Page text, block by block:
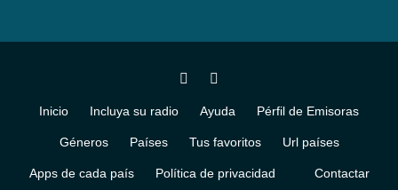
Inicio Incluya su radio Ayuda Pérfil de Emisoras
Géneros Países Tus favoritos Url países
Apps de cada país Política de privacidad Contactar